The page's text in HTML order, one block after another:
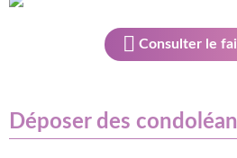
Consulter le
Déposer des